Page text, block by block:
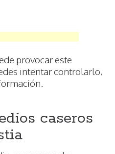
provocar este
intentar controlarlo,
caseros